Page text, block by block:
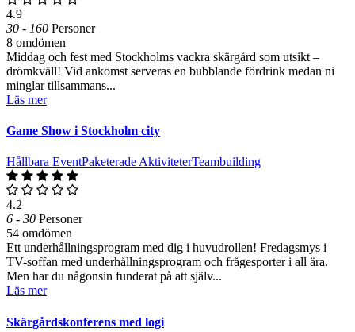
4.9
30 - 160 Personer
8 omdömen
Middag och fest med Stockholms vackra skärgård som utsikt –
drömkväll! Vid ankomst serveras en bubblande fördrink medan ni
minglar tillsammans...
Läs mer
Game Show i Stockholm city
Hållbara EventPaketerade AktiviteterTeambuilding
4.2
6 - 30 Personer
54 omdömen
Ett underhållningsprogram med dig i huvudrollen! Fredagsmys i
TV-soffan med underhållningsprogram och frågesporter i all ära.
Men har du någonsin funderat på att själv...
Läs mer
Skärgårdskonferens med logi